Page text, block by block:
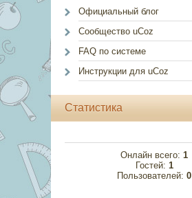
Официальный блог
Сообщество uCoz
FAQ по системе
Инструкции для uCoz
Статистика
Онлайн всего: 1
Гостей: 1
Пользователей: 0